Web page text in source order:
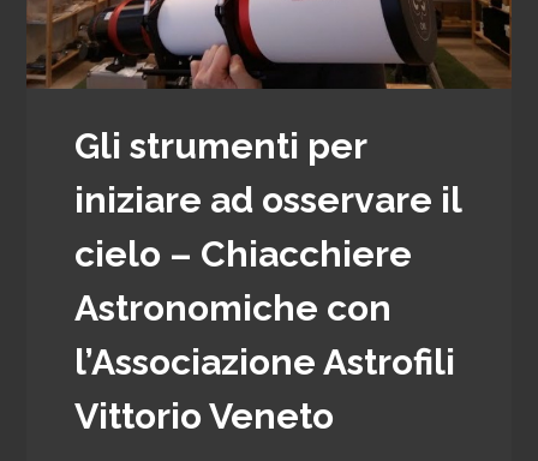
Gli strumenti per
iniziare ad osservare il
cielo – Chiacchiere
Astronomiche con
l’Associazione Astrofili
Vittorio Veneto